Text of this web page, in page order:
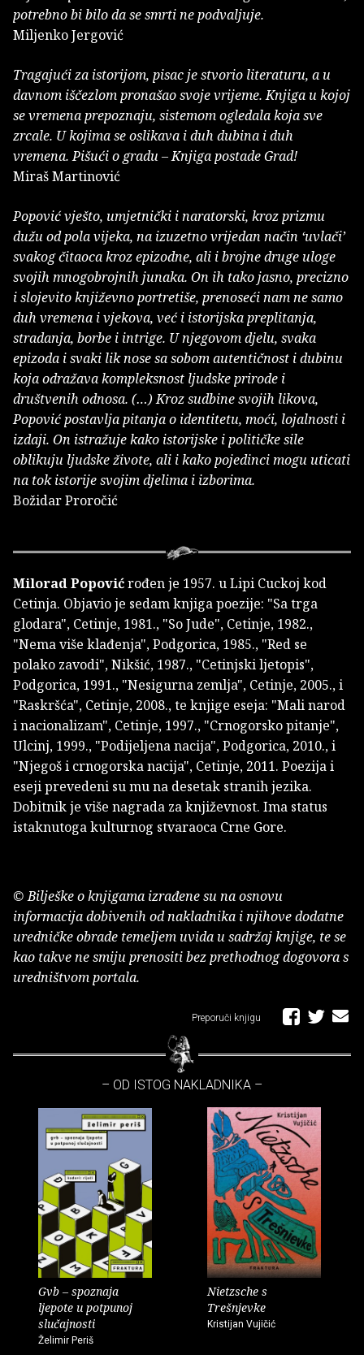
potrebno bi bilo da se smrti ne podvaljuje.
Miljenko Jergović
Tragajući za istorijom, pisac je stvorio literaturu, a u
davnom iščezlom pronašao svoje vrijeme. Knjiga u kojoj
se vremena prepoznaju, sistemom ogledala koja sve
zrcale. U kojima se oslikava i duh dubina i duh
vremena. Pišući o gradu – Knjiga postade Grad!
Miraš Martinović
Popović vješto, umjetnički i naratorski, kroz prizmu
dužu od pola vijeka, na izuzetno vrijedan način ‘uvlači’
svakog čitaoca kroz epizodne, ali i brojne druge uloge
svojih mnogobrojnih junaka. On ih tako jasno, precizno
i slojevito književno portretiše, prenoseći nam ne samo
duh vremena i vjekova, već i istorijska preplitanja,
stradanja, borbe i intrige. U njegovom djelu, svaka
epizoda i svaki lik nose sa sobom autentičnost i dubinu
koja odražava kompleksnost ljudske prirode i
društvenih odnosa. (…) Kroz sudbine svojih likova,
Popović postavlja pitanja o identitetu, moći, lojalnosti i
izdaji. On istražuje kako istorijske i političke sile
oblikuju ljudske živote, ali i kako pojedinci mogu uticati
na tok istorije svojim djelima i izborima.
Božidar Proročić
Milorad Popovićrođen je 1957. u Lipi Cuckoj kod
Cetinja. Objavio je sedam knjiga poezije: "Sa trga
glodara", Cetinje, 1981., "So Jude", Cetinje, 1982.,
"Nema više klađenja", Podgorica, 1985., "Red se
polako zavodi", Nikšić, 1987., "Cetinjski ljetopis",
Podgorica, 1991., "Nesigurna zemlja", Cetinje, 2005., i
"Raskršća", Cetinje, 2008., te knjige eseja: "Mali narod
i nacionalizam", Cetinje, 1997., "Crnogorsko pitanje",
Ulcinj, 1999., "Podijeljena nacija", Podgorica, 2010., i
"Njegoš i crnogorska nacija", Cetinje, 2011. Poezija i
eseji prevedeni su mu na desetak stranih jezika.
Dobitnik je više nagrada za književnost. Ima status
istaknutoga kulturnog stvaraoca Crne Gore.
© Bilješke o knjigama izrađene su na osnovu
informacija dobivenih od nakladnika i njihove dodatne
uredničke obrade temeljem uvida u sadržaj knjige, te se
kao takve ne smiju prenositi bez prethodnog dogovora s
uredništvom portala.
Preporuči knjigu
– OD ISTOG NAKLADNIKA –
Gvb – spoznaja
ljepote u potpunoj
slučajnosti
Želimir Periš
Nietzsche s
Trešnjevke
Kristijan Vujičić